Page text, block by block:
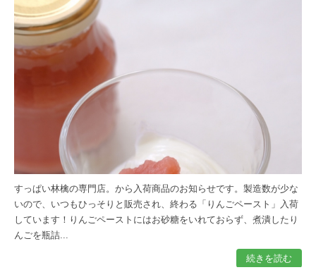
すっぱい林檎の専門店。から入荷商品のお知らせです。製造数が少な
いので、いつもひっそりと販売され、終わる「りんごペースト」入荷
しています！りんごペーストにはお砂糖をいれておらず、煮潰したり
んごを瓶詰...
続きを読む